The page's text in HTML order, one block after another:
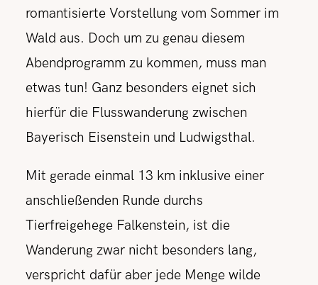
romantisierte Vorstellung vom Sommer im
Wald aus. Doch um zu genau diesem
Abendprogramm zu kommen, muss man
etwas tun! Ganz besonders eignet sich
hierfür die Flusswanderung zwischen
Bayerisch Eisenstein und Ludwigsthal.
Mit gerade einmal 13 km inklusive einer
anschließenden Runde durchs
Tierfreigehege Falkenstein, ist die
Wanderung zwar nicht besonders lang,
verspricht dafür aber jede Menge wilde